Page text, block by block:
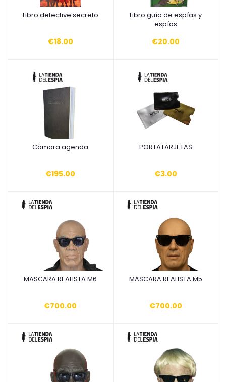
Añadir a la cesta
Libro detective secreto
€18.00
Añadir a la cesta
Libro guía de espías y
espías
€20.00
Añadir a la cesta
Cámara agenda
€195.00
Añadir a la cesta
PORTATARJETAS
€3.00
Añadir a la cesta
MASCARA REALISTA M6
€700.00
Añadir a la cesta
MASCARA REALISTA M5
€700.00